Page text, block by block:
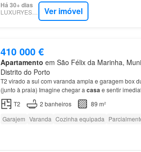
Há 30+ dias
LUXURYESTATE Ver imóvel
410 000 €
Apartamento em São Félix da Marinha,
Distrito do Porto
T2 virado a sul com varanda ampla e garagem box
(junto à praia) Imagine chegar a casae sentir
Condomínio fechado com jardim, perfeito para
T2 2 banheiros
89 m²
Garajem Varanda Cozinha equipada